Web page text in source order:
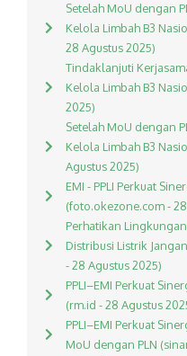
Setelah MoU dengan
Kelola Limbah B3
28 Agustus 2025)
Tindaklanjuti
Kelola Limbah B3
2025)
Setelah MoU dengan
Kelola Limbah B3
Agustus 2025)
EMI - PPLI Perkuat
(foto.okezone.com -
Perhatikan
Distribusi Listrik
- 28 Agustus 2025)
PPLI–EMI Perkuat
(rm.id - 28 Agustus
PPLI–EMI Perkuat
MoU dengan PLN